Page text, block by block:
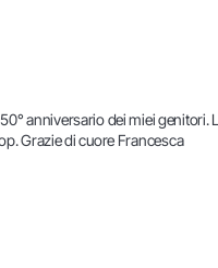
anniversario dei miei genitori.
Grazie di cuore Francesca